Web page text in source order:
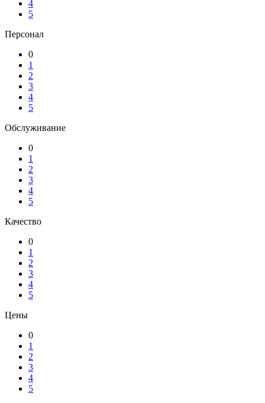
4
5
Персонал
0
1
2
3
4
5
Обслуживание
0
1
2
3
4
5
Качество
0
1
2
3
4
5
Цены
0
1
2
3
4
5